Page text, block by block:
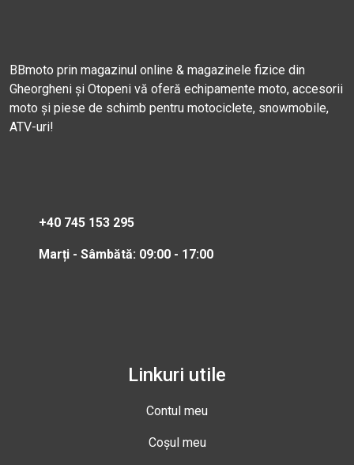
BBmoto prin magazinul online & magazinele fizice din
Gheorgheni și Otopeni vă oferă echipamente moto, accesorii
moto și piese de schimb pentru motociclete, snowmobile,
ATV-uri!
+40 745 153 295
Marți - Sâmbătă: 09:00 - 17:00
Linkuri utile
Contul meu
Coșul meu